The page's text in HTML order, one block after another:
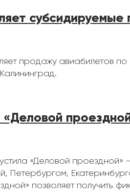
субсидируемые
продажу авиабилетов
«Деловой
«Деловой проездной»
Петербургом,
позволяет получить